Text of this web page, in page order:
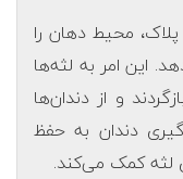
محیط دهان را
این امر به لثه‌ها
و از دندان‌ها
دندان به حفظ
لثه کمک می‌کند.